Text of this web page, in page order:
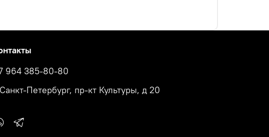
964 385-80-80
Петербург, пр-кт Культуры, д 20